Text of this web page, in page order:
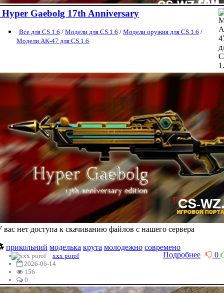
Hyper Gaebolg 17th Anniversary
Все для CS 1.6 / Модели для CS 1.6 / Модели оружия для CS 1.6 /
Модели AK-47 для CS 1.6
вас нет доступа к скачиванию файлов с нашего сервера
прикольний моделька крута молодежно современо
0
Подробнее
xxx porof
2026-06-14
156
0